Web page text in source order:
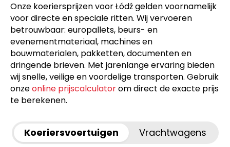
Onze koeriersprijzen voor Łódź gelden voornamelijk
voor directe en speciale ritten. Wij vervoeren
betrouwbaar: europallets, beurs- en
evenementmateriaal, machines en
bouwmaterialen, pakketten, documenten en
dringende brieven. Met jarenlange ervaring bieden
wij snelle, veilige en voordelige transporten. Gebruik
onzeonline prijscalculatorom direct de exacte prijs
te berekenen.
Koeriersvoertuigen Vrachtwagens